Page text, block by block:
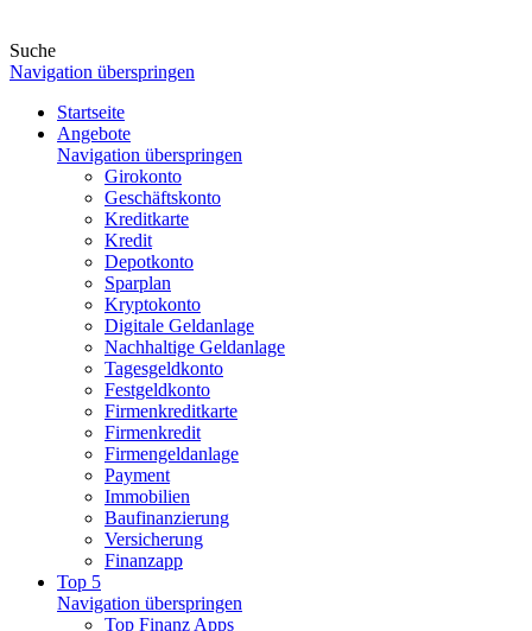
Suche
Navigation überspringen
Startseite
Angebote
Navigation überspringen
Girokonto
Geschäftskonto
Kreditkarte
Kredit
Depotkonto
Sparplan
Kryptokonto
Digitale Geldanlage
Nachhaltige Geldanlage
Tagesgeldkonto
Festgeldkonto
Firmenkreditkarte
Firmenkredit
Firmengeldanlage
Payment
Immobilien
Baufinanzierung
Versicherung
Finanzapp
Top 5
Navigation überspringen
Top Finanz Apps